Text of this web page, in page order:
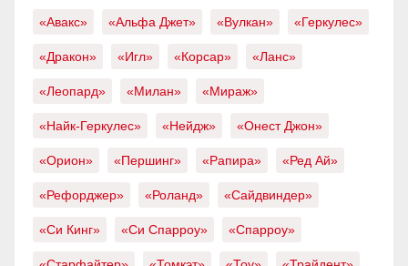
«Авакс» «Альфа Джет» «Вулкан» «Геркулес»
«Дракон» «Игл» «Корсар» «Ланс»
«Леопард» «Милан» «Мираж»
«Найк-Геркулес» «Нейдж» «Онест Джон»
«Орион» «Першинг» «Рапира» «Ред Ай»
«Рефорджер» «Роланд» «Сайдвиндер»
«Си Кинг» «Си Спарроу» «Спарроу»